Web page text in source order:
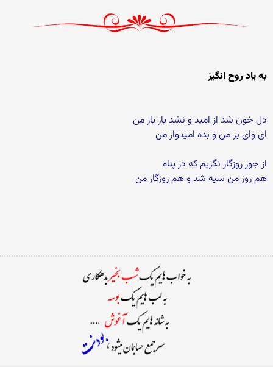
به یاد روح انگیز
دل خون شد از امید و نشد یار یار من
ای وای بر من و بده امیدوار من
از جور روزگار نگریم که در پناه
هم روز من سیه شد و هم روزگار من